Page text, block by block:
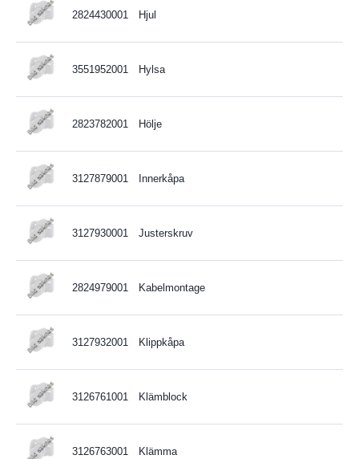
2824430001 Hjul
3551952001 Hylsa
2823782001 Hölje
3127879001 Innerkåpa
3127930001 Justerskruv
2824979001 Kabelmontage
3127932001 Klippkåpa
3126761001 Klämblock
3126763001 Klämma